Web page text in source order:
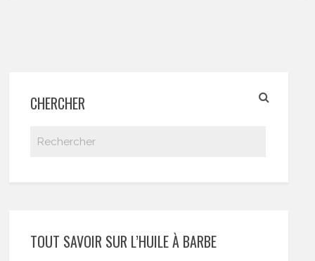
CHERCHER
TOUT SAVOIR SUR L’HUILE À BARBE